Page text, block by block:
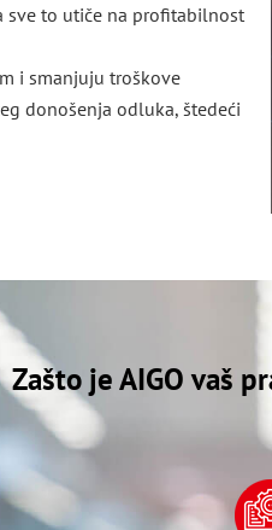
sve to utiče na profitabilnost
i smanjuju troškove
donošenja odluka, štedeći
Zašto je AIGO vaš